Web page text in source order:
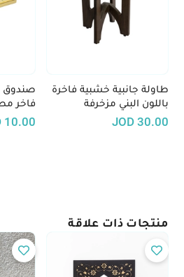
طاولة جانبية خشبية فاخرة
باللون البني مزخرفة
برسومات ورود ملونة
30.00
JOD
صندوق
فاخر
بالورود
10.00
منتجات ذات علاقة